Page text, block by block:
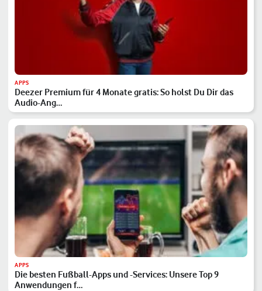
APPS
Deezer Premium für 4 Monate gratis: So holst Du Dir das
Audio-Ang…
APPS
Die besten Fußball-Apps und -Services: Unsere Top 9
Anwendungen f…